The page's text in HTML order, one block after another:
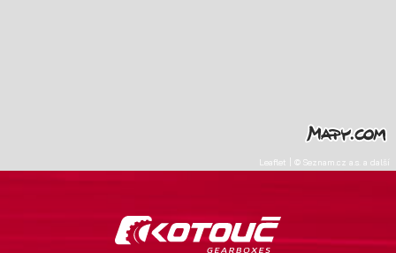
Leaflet ©Seznam.cz a.s. a další